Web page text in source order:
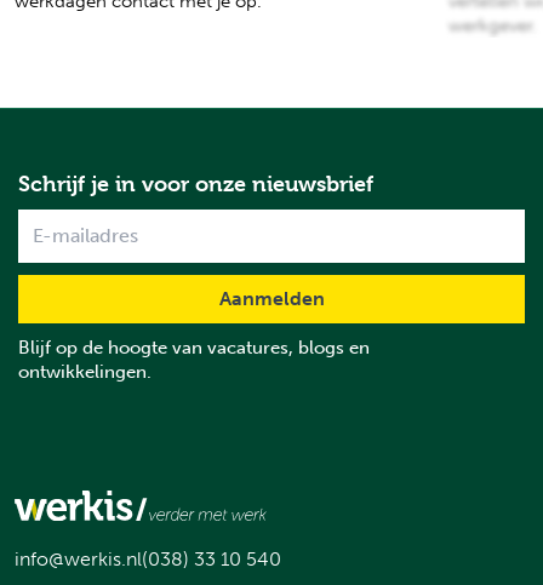
werkgever.
Schrijf je in voor onze nieuwsbrief
Blijf op de hoogte van vacatures, blogs en
ontwikkelingen.
info@werkis.nl(038) 33 10 540